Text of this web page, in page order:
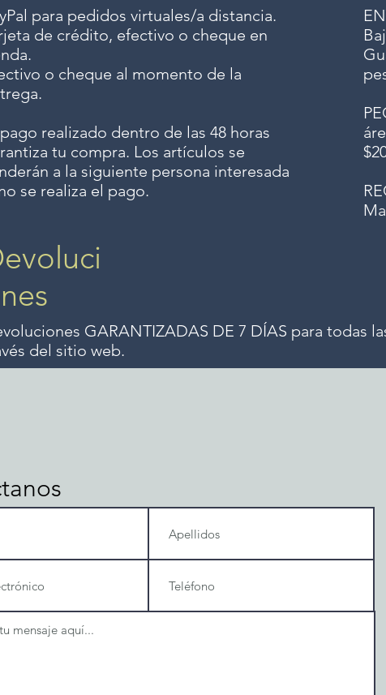
para pedidos virtuales/a distancia.
de crédito, efectivo o cheque en
o cheque al momento de la
realizado dentro de las 48 horas
tu compra. Los artículos se
a la siguiente persona interesada
se realiza el pago.
GARANTIZADAS DE 7 DÍAS para todas
del sitio web.